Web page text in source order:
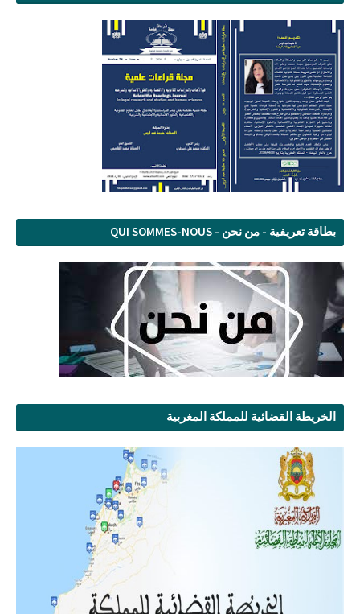
بطاقة تعريفية - من نحن - QUI SOMMES-NOUS
الخريطة القضائية للمملكة المغربية